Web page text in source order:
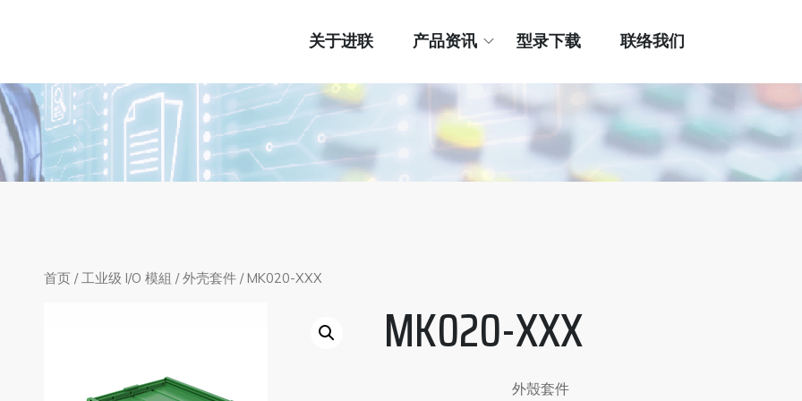
关于进联 产品资讯 型录下载 联络我们
首页 /工业级 I/O 模組 /外壳套件 / MK020-XXX
MK020-XXX
外殼套件